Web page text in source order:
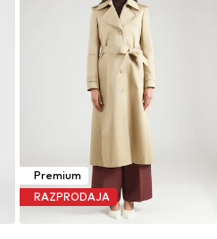
Premium
RAZPRODAJA